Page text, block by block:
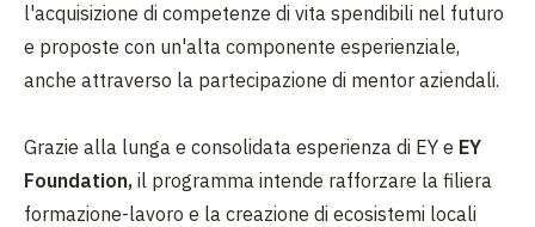
l'acquisizione di competenze di vita spendibili nel futuro
e proposte con un'alta componente esperienziale,
anche attraverso la partecipazione di mentor aziendali.
Grazie alla lunga e consolidata esperienza di EY e EY
Foundation, il programma intende rafforzare la filiera
formazione-lavoro e la creazione di ecosistemi locali